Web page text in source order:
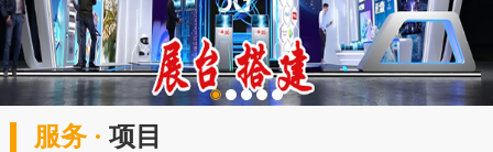
服务 ·项目